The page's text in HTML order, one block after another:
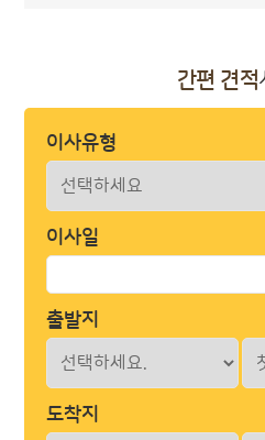
간편 견적
이사유형
이사일
출발지
도착지